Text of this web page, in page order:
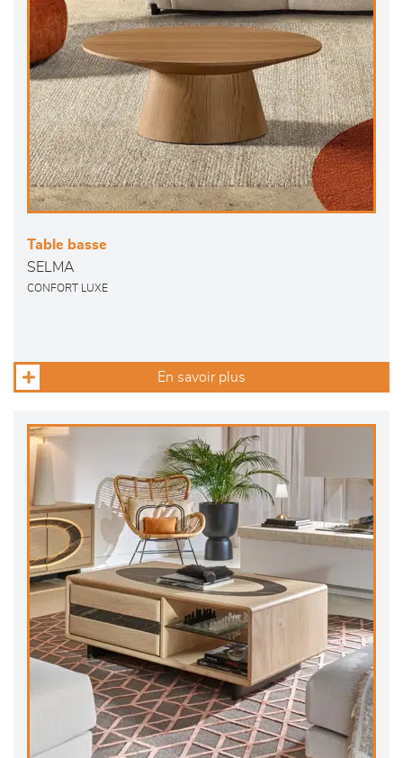
Table basse
SELMA
CONFORT LUXE
En savoir plus